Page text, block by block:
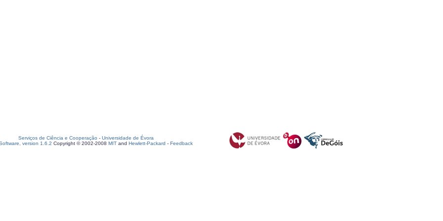
Serviços de Ciência e Cooperação - Universidade de Évora
version 1.6.2 Copyright © 2002-2008 MIT and Hewlett-Packard - Feedback